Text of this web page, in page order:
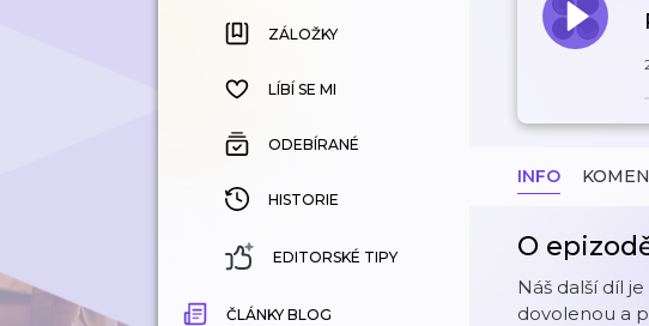
ZÁLOŽKY
HISTORIE
ZÁLOŽKY
LÍBÍ SE MI
ODEBÍRANÉ
HISTORIE
EDITORSKÉ TIPY
ČLÁNKY BLOG
INFO
O
Náš další díl
dovolenou a